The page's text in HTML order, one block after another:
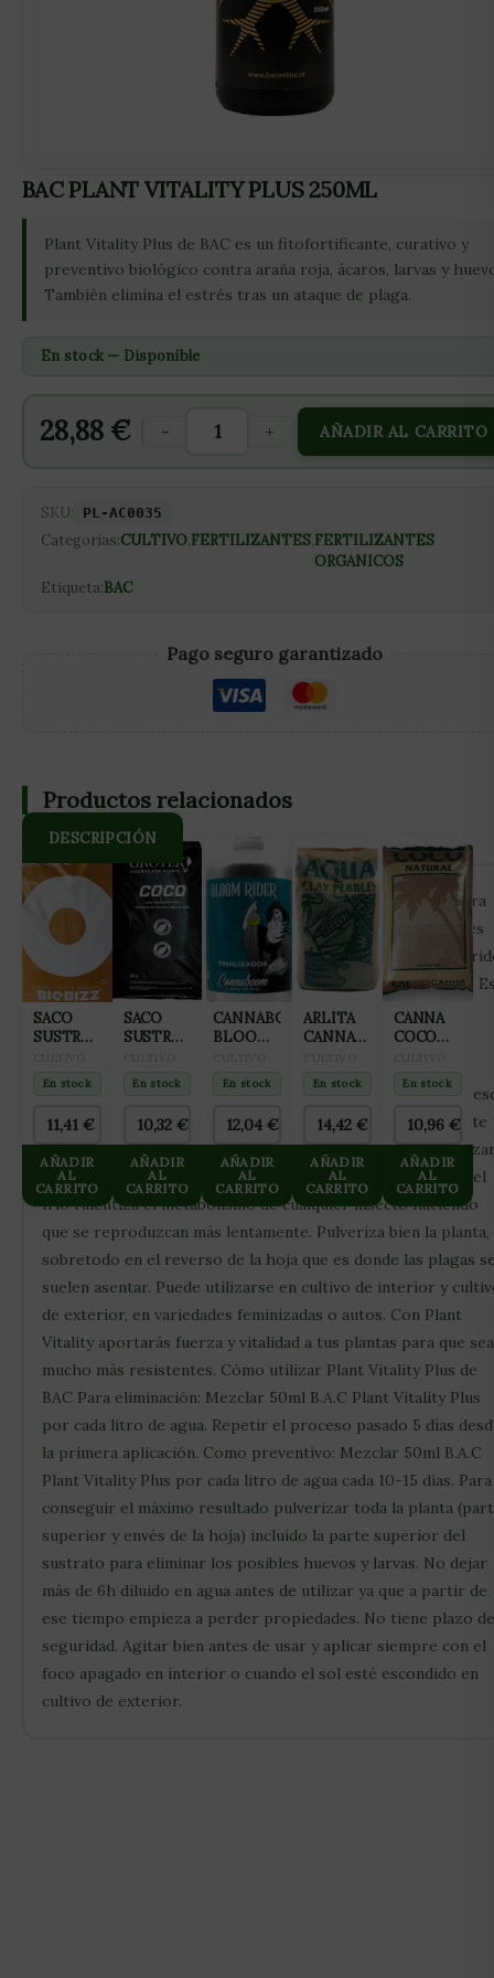
BAC PLANT VITALITY PLUS 250ML
Plant Vitality Plus de BAC es un fitofortificante, curativo y
preventivo biológico contra araña roja, ácaros, larvas y
También elimina el estrés tras un ataque de plaga.
En stock — Disponible
28,88 € - + AÑADIR AL CARRITO
SKU: PL-AC0035
Categorías:CULTIVO,FERTILIZANTES,FERTILIZANTES
ORGANICOS
Etiqueta:BAC
Pago seguro garantizado
DESCRIPCIÓN
Plant Vitality Plus de BAC es un fortalecedor de plantas para
fase de crecimiento o floración. Sus principales objetivos es
prevenir plagas y reducir el estrés curativo tras haber
plaga, ayudando a que las plantas se recuperen más rápido.
muy efectivo contra la araña roja adulta, huevos y larvas.
Tratamiento para plagas y araña roja de BAC Actúa por
formulación Plant Vitality Plus notaremos sus resultados
la primera aplicación. Es un producto bioquímico totalmente
orgánico. Un consejo para potenciar su efectividad es
agua fría si vamos a tratar directamente araña roja, ya que el
frío ralentiza el metabolismo de cualquier insecto haciendo
que se reproduzcan más lentamente. Pulveriza bien la planta,
sobretodo en el reverso de la hoja que es donde las plagas
suelen asentar. Puede utilizarse en cultivo de interior y
de exterior, en variedades feminizadas o autos. Con Plant
Vitality aportarás fuerza y vitalidad a tus plantas para que
mucho más resistentes. Cómo utilizar Plant Vitality Plus de
BAC Para eliminación: Mezclar 50ml B.A.C Plant Vitality Plus
por cada litro de agua. Repetir el proceso pasado 5 días
la primera aplicación. Como preventivo: Mezclar 50ml B.A.C
Plant Vitality Plus por cada litro de agua cada 10-15 días. Para
conseguir el máximo resultado pulverizar toda la planta
superior y envés de la hoja) incluido la parte superior del
sustrato para eliminar los posibles huevos y larvas. No dejar
más de 6h diluido en agua antes de utilizar ya que a partir de
ese tiempo empieza a perder propiedades. No tiene plazo de
seguridad. Agitar bien antes de usar y aplicar siempre con el
foco apagado en interior o cuando el sol esté escondido en
cultivo de exterior.
Productos relacionados
SACO
SUSTRATO
MIX 50L
BIOBIZZ
En stock
11,41 €
AÑADIR
AL
CARRITO
SACO
SUSTRATO
GROTEK
50L
En stock
10,32 €
AÑADIR
AL
CARRITO
CANNABOOM
BLOOM
100ML
En stock
12,04€
AÑADIR
AL
CARRITO
ARLITA
CANNA
CLAY
PEBLES
(ARCILLA
EXPANDIDA
8×16)
En stock
14,42€
AÑADIR
AL
CARRITO
CANNA
COCO
50L
En stock
10,96 €
AÑADIR
AL
CARRITO